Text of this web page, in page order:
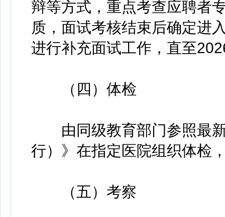
辩等方式，重点考查应聘者
质，面试考核结束后确定进
进行补充面试工作，直至
（四）体检
由同级教育部门参照最新
行）》在指定医院组织体检
（五）考察